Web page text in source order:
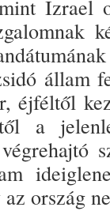
Izrael
állam
éjféltől
a
ország